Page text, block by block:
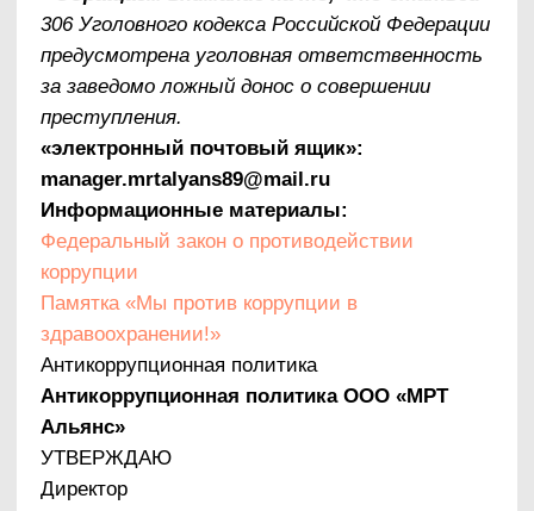
Альянс» разработана во исполнение подпункта
«б» пункта 25 Указа Президента от 02.04.2013
№ 309 «О мерах по реализации отдельных
противодействии коррупции» и в соответствии
со статьей 13.3 Федерального закона от
коррупции» (далее – Закон № 273-ФЗ).
Целью антикоррупционной политики ООО
«МРТ Альянс» является формирование единого
подхода к обеспечению работы по
профилактике и противодействию коррупции в
организации.
«МРТ Альянс» являются:
– информирование работников о нормативно-
правовом обеспечении работы по
противодействию коррупции и ответственности
за совершение коррупционных
правонарушений;
противодействия коррупции в организации;